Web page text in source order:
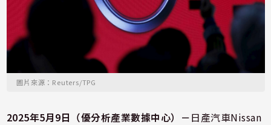
圖片來源：Reuters/TPG
2025年5月9日（優分析產業數據中心）－日產汽車Nissan